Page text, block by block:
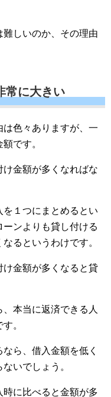
しいのか、その理由
常に大きい
色々ありますが、一
です。
金額が多くなればな
１つにまとめるとい
ンよりも貸し付ける
るというわけです。
金額が多くなると貸
本当に返済できる人
。
ら、借入金額を低く
いでしょう。
時に比べると金額が多